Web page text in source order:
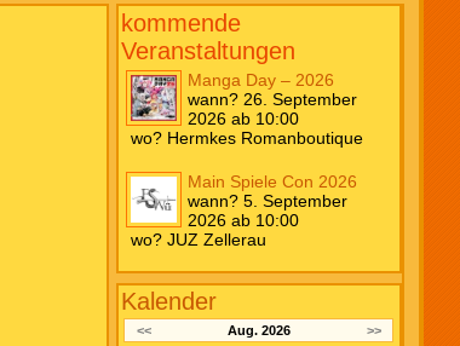
kommende
Veranstaltungen
Manga Day – 2026
wann? 26. September
2026 ab 10:00
wo? Hermkes Romanboutique
Main Spiele Con 2026
wann? 5. September
2026 ab 10:00
wo? JUZ Zellerau
Kalender
<< Aug. 2026
>>